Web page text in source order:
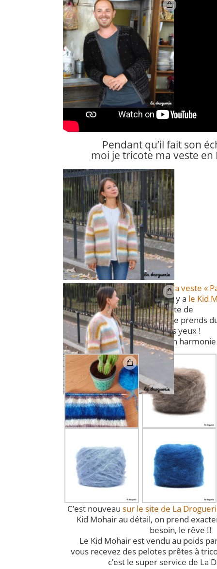
Pendant qu’il fait son
moi je tricote ma veste en
j’adapte les couleurs dela veste «
c’est super facile depuis qu’il y a le Kid
site de
La Droguerie ! Evidemment je prends
mes yeux !
Voici mon
C’est nouveau sur le site de La
Kid Mohair au détail, on prend
besoin, le rêve !!
Le Kid Mohair est vendu au poids
vous recevez des pelotes prêtes à
c’est le super service de La